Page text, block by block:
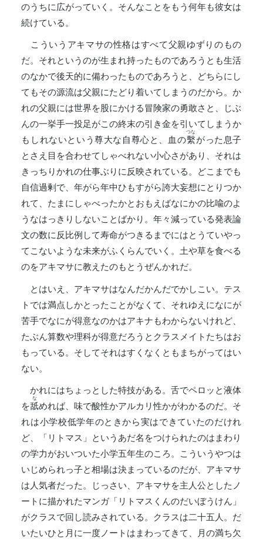
のうちに広がっていく。そんなことをもう何年も彼女は
続けている。
こういうアキマサの性格はすべて父親ゆずりのもの
だ。それというのが生まれ持ったものであろうとも生活
のなかで後天的に備わったものであろうと、どちらにし
てもその源流は父親にたどり着いてしまうのだから。か
れの父親には世界を股にかける冒険家の勇敢さと、じぶ
んの一挙手一投足がこの終末の引き金を引いてしまうか
もしれないという尊大な自尊心と、血の繫
つな
がった息子
とさえ目を合わせてしゃべれない小心さがあり、それは
きっちりかれの仕事ぶりに反映されている。どこまでも
自信過剰で、年がら年中ひもすがら誇大妄想にとりつか
れて、たまにしゃべったかとおもえばなにかの比喩のよ
うなはっきりしないことばかり。年々減っている発表論
文の数に反比例して寿命がつきるまでにはとうていやっ
てこないような未来がふくらんでいく。土や草を食べる
のをアキマサに教えたのもとうぜんかれだ。
とはいえ、アキマサはなんだかんだでかしこい。テス
トでは満点しかとったことがなくて、それゆえになにが
苦手でなにが得意なのかはアキナもわからないけれど、
たぶん算数や理科が得意だろうとクラスメイトたちはお
もっている。そしてそれはすくなくともまちがってはい
ない。
かれにはちょっとした特技がある。舌でペロッと液体
を舐
な
めれば、味で酸性かアルカリ性かがわかるのだ。そ
れは小学校低学年のときから実はできていたのだけれ
ど、「リトマス」というあだ名をつけられたのはまわり
の学力がおいついた小学五年生のころ。こういうやつは
いじめられっ子と相場は決まっているのだが、アキマサ
は人気者だった。じっさい、アキマサを主人公としたノ
ートに描かれたマンガ「リトマスくんのだいぼうけん」
がクラスで回し読みされている。クラスは二十五人。だ
いたいひと月に一度ノートはまわってきて、月の満ち欠